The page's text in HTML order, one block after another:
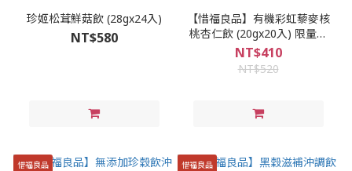
珍姬松茸鮮菇飲 (28gx24入)
NT$580
【惜福良品】有機彩虹藜麥核
桃杏仁飲 (20gx20入) 限量商
品‧售完不補
NT$410
NT$520
惜福良品 惜福良品